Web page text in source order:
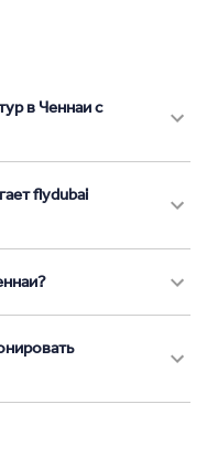
в Ченнаи с
flydubai